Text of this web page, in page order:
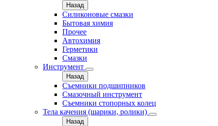
Назад
Силиконовые смазки
Бытовая химия
Прочее
Автохимия
Герметики
Смазки
Инструмент
Назад
Съемники подшипников
Смазочный инструмент
Съемники стопорных колец
Тела качения (шарики, ролики)
Назад